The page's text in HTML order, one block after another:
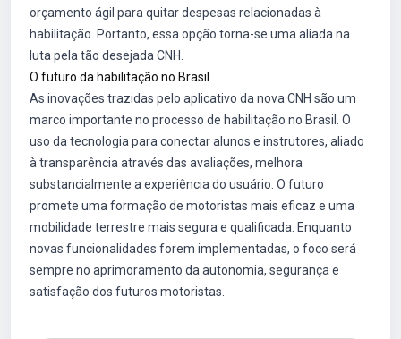
orçamento ágil para quitar despesas relacionadas à
habilitação. Portanto, essa opção torna-se uma aliada na
luta pela tão desejada CNH.
O futuro da habilitação no Brasil
As inovações trazidas pelo aplicativo da nova CNH são um
marco importante no processo de habilitação no Brasil. O
uso da tecnologia para conectar alunos e instrutores, aliado
à transparência através das avaliações, melhora
substancialmente a experiência do usuário. O futuro
promete uma formação de motoristas mais eficaz e uma
mobilidade terrestre mais segura e qualificada. Enquanto
novas funcionalidades forem implementadas, o foco será
sempre no aprimoramento da autonomia, segurança e
satisfação dos futuros motoristas.